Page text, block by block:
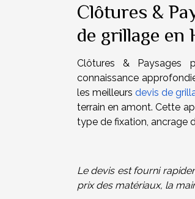
Clôtures &
de grillage en
Clôtures & Paysages
connaissance
les meilleurs devis de
terrain en amont. Cette
type de fixation, ancrage
Le devis est fourni
prix des matériaux, la